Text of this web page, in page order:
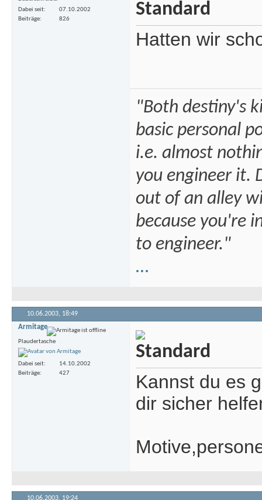
Dabei seit
07.10.2002
Beiträge
826
Hatten wir
"Both destiny's
basic personal
i.e. almost
you engineer it.
out of an alley
because you're
to engineer."
…
10.06.2003, 18:49
Armitage
Plaudertasche
Dabei seit
14.10.2002
Beiträge
427
Kannst du es
dir sicher
10.06.2003, 19:24